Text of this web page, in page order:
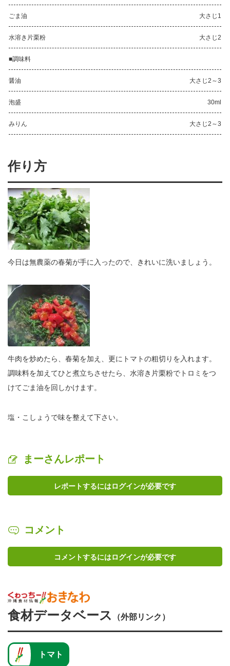
ごま油 大さじ1
水溶き片栗粉 大さじ2
■調味料
醤油 大さじ2～3
泡盛 30ml
みりん 大さじ2～3
作り方
今日は無農薬の春菊が手に入ったので、きれいに洗いましょう。
牛肉を炒めたら、春菊を加え、更にトマトの粗切りを入れます。
調味料を加えてひと煮立ちさせたら、水溶き片栗粉でトロミをつ
けてごま油を回しかけます。
塩・こしょうで味を整えて下さい。
まーさんレポート
レポートするにはログインが必要です
コメント
コメントするにはログインが必要です
食材データベース （外部リンク）
トマト